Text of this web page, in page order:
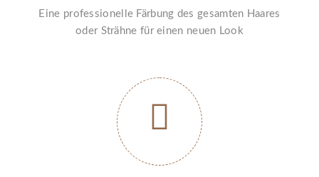
Eine professionelle Färbung des gesamten Haares
oder Strähne für einen neuen Look